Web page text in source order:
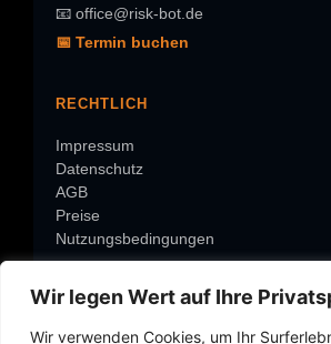
Wir legen Wert auf Ihre
Wir verwenden Cookies, um Ihr
📧 office@risk-bot.de
📅 Termin buchen
RECHTLICH
Impressum
Datenschutz
AGB
Preise
Nutzungsbedingungen
ÜBER RISK-BOT